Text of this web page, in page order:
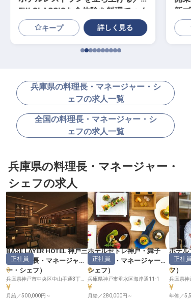
EW CLASSICな食体験を料理でつく
る
キープ 詳しく見る
新
兵庫県の料理長・マネージャー・シ
ェフの求人一覧
全国の料理長・マネージャー・シ
ェフの求人一覧
兵庫県の料理長・マネージャー・
シェフの求人
BASE LAYER HOTEL 神戸三
宮（料理長・マネージャ
ー・シェフ ）
正社員
月給／500,000円～
ホテルセトレ神戸・舞子
（料理長・マネージャー・
シェフ ）
正社員
兵庫県神戸市垂水区海岸通11-1
月給／280,000円～
ホテル
長・
フ ）
正社員
兵庫県神
年俸／